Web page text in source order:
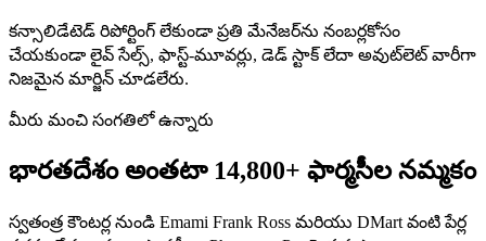
కన్సాలిడేటెడ్ రిపోర్టింగ్ లేకుండా ప్రతి మేనేజర్‌ను నంబర్లకోసం
చేయకుండా లైవ్ సేల్స్, ఫాస్ట్-మూవర్లు, డెడ్ స్టాక్ లేదా అవుట్‌లెట్ వారీగా
నిజమైన మార్జిన్ చూడలేరు.
మీరు మంచి సంగతిలో ఉన్నారు
భారతదేశం అంతటా 14,800+ ఫార్మసీల నమ్మకం
స్వతంత్ర కౌంటర్ల నుండి Emami Frank Ross మరియు DMart వంటి పేర్ల